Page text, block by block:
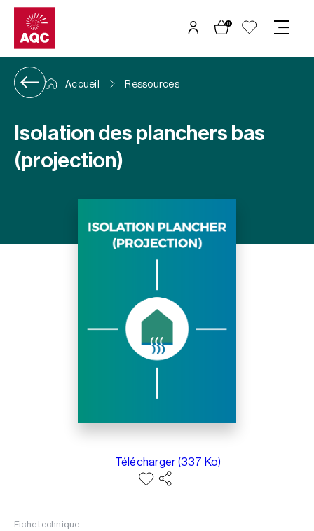
Panneau de gestion des cookies
0
Accueil Ressources
Isolation des planchers bas
(projection)
Télécharger (337 Ko)
Fiche technique